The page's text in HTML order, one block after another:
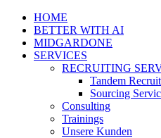
HOME
BETTER WITH AI
MIDGARDONE
SERVICES
RECRUITING
Tandem
Sourcing
Consulting
Trainings
Unsere Kunden